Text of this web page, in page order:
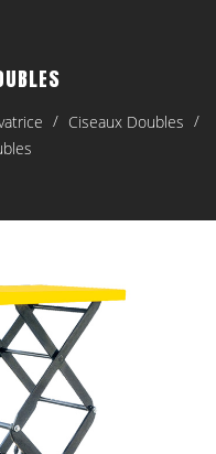
/ Ciseaux Doubles /